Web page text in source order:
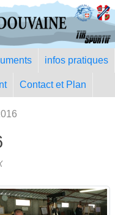
infos pratiques
Contact et Plan